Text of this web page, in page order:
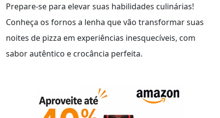
Prepare-se para elevar suas habilidades culinárias!
Conheça os fornos a lenha que vão transformar suas
noites de pizza em experiências inesquecíveis, com
sabor autêntico e crocância perfeita.